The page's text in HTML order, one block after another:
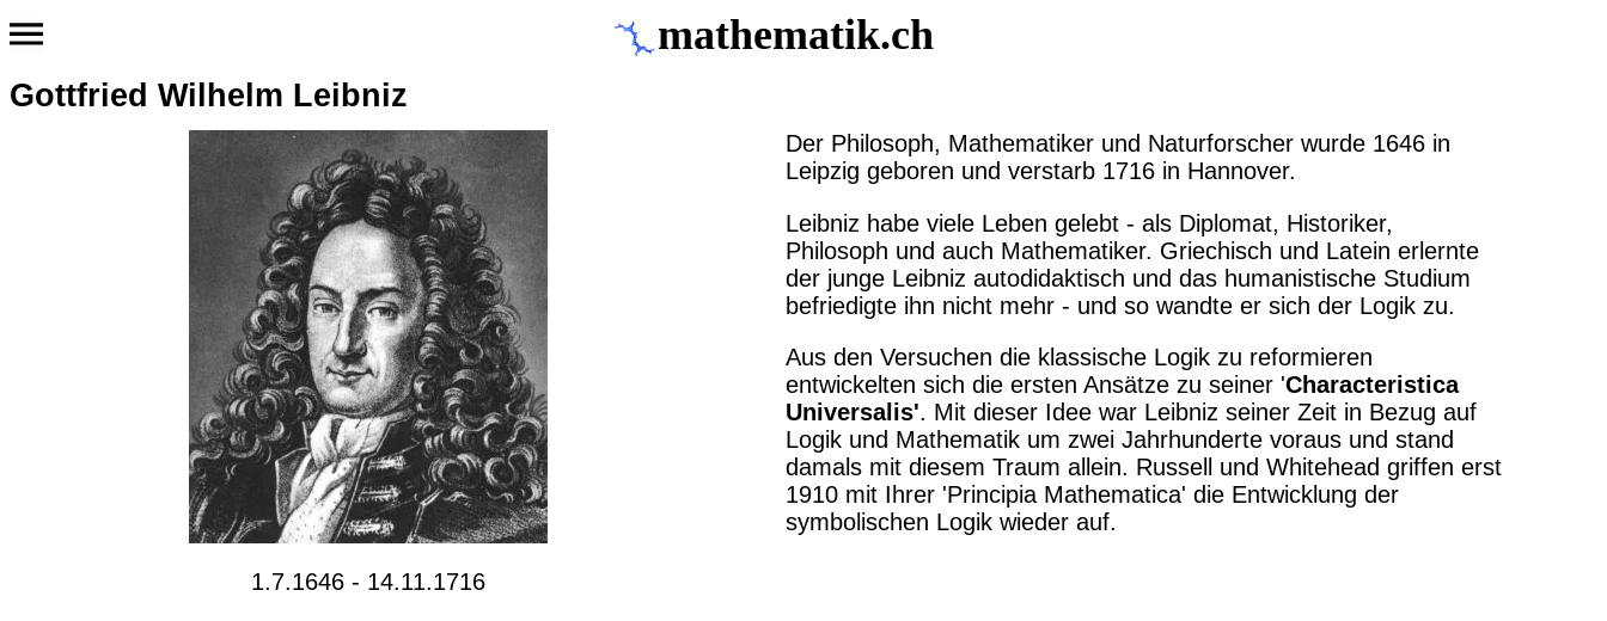
mathematik.ch
Gottfried Wilhelm Leibniz
1.7.1646 - 14.11.1716
Der Philosoph, Mathematiker und Naturforscher wurde 1646 in
Leipzig geboren und verstarb 1716 in Hannover.
Leibniz habe viele Leben gelebt - als Diplomat, Historiker,
Philosoph und auch Mathematiker. Griechisch und Latein erlernte
der junge Leibniz autodidaktisch und das humanistische Studium
befriedigte ihn nicht mehr - und so wandte er sich der Logik zu.
Aus den Versuchen die klassische Logik zu reformieren
entwickelten sich die ersten Ansätze zu seiner 'Characteristica
Universalis'. Mit dieser Idee war Leibniz seiner Zeit in Bezug auf
Logik und Mathematik um zwei Jahrhunderte voraus und stand
damals mit diesem Traum allein. Russell und Whitehead griffen erst
1910 mit Ihrer 'Principia Mathematica' die Entwicklung der
symbolischen Logik wieder auf.